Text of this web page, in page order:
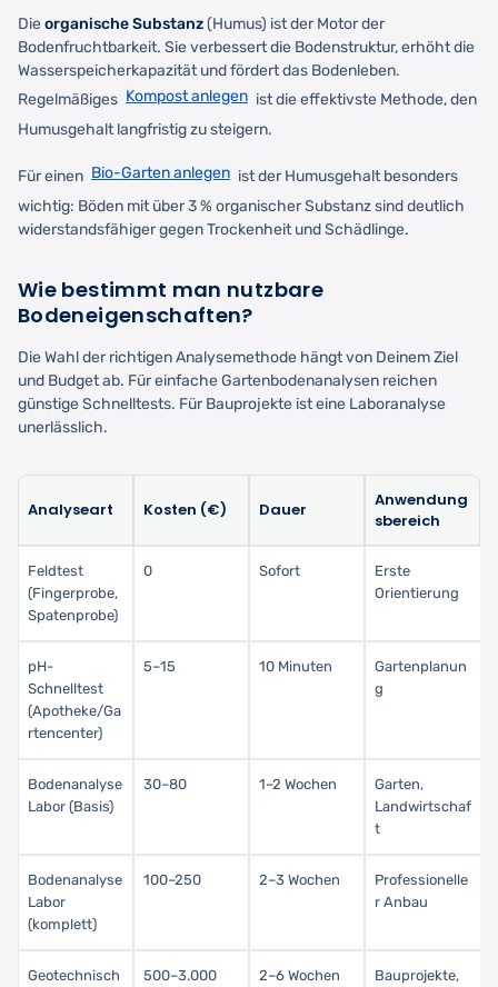
Dieorganische Substanz(Humus) ist der Motor der
Bodenfruchtbarkeit. Sie verbessert die Bodenstruktur, erhöht die
Wasserspeicherkapazität und fördert das Bodenleben.
Regelmäßiges Kompost anlegen ist die effektivste Methode, den
Humusgehalt langfristig zu steigern.
Für einen Bio-Garten anlegen ist der Humusgehalt besonders
wichtig: Böden mit über 3 % organischer Substanz sind deutlich
widerstandsfähiger gegen Trockenheit und Schädlinge.
Wie bestimmt man nutzbare
Bodeneigenschaften?
Die Wahl der richtigen Analysemethode hängt von Deinem Ziel
und Budget ab. Für einfache Gartenbodenanalysen reichen
günstige Schnelltests. Für Bauprojekte ist eine Laboranalyse
unerlässlich.
Analyseart Kosten (€) Dauer
Anwendung
sbereich
Feldtest
(Fingerprobe,
Spatenprobe)
0 Sofort
Erste
Orientierung
pH-
Schnelltest
(Apotheke/Ga
rtencenter)
5–15 10 Minuten
Gartenplanun
g
Bodenanalyse
Labor (Basis)
30–80 1–2 Wochen
Garten,
Landwirtschaf
t
Bodenanalyse
Labor
(komplett)
100–250 2–3 Wochen
Professionelle
r Anbau
Geotechnisch
500–3.000 2–6 Wochen
Bauprojekte,